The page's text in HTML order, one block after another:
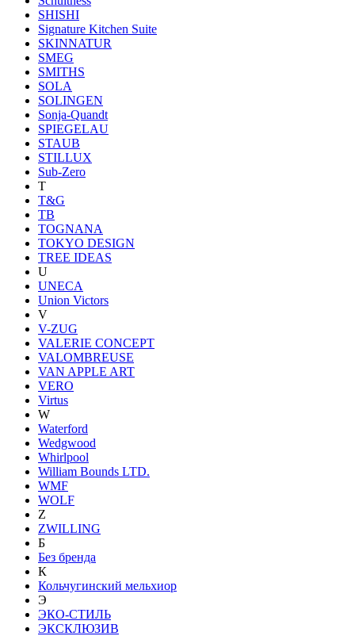
SHISHI
Signature Kitchen Suite
SKINNATUR
SMEG
SMITHS
SOLA
SOLINGEN
Sonja-Quandt
SPIEGELAU
STAUB
STILLUX
Sub-Zero
T
T&G
TB
TOGNANA
TOKYO DESIGN
TREE IDEAS
U
UNECA
Union Victors
V
V-ZUG
VALERIE CONCEPT
VALOMBREUSE
VAN APPLE ART
VERO
Virtus
W
Waterford
Wedgwood
Whirlpool
William Bounds LTD.
WMF
WOLF
Z
ZWILLING
Б
Без бренда
К
Кольчугинский мельхиор
Э
ЭКО-СТИЛЬ
ЭКСКЛЮЗИВ